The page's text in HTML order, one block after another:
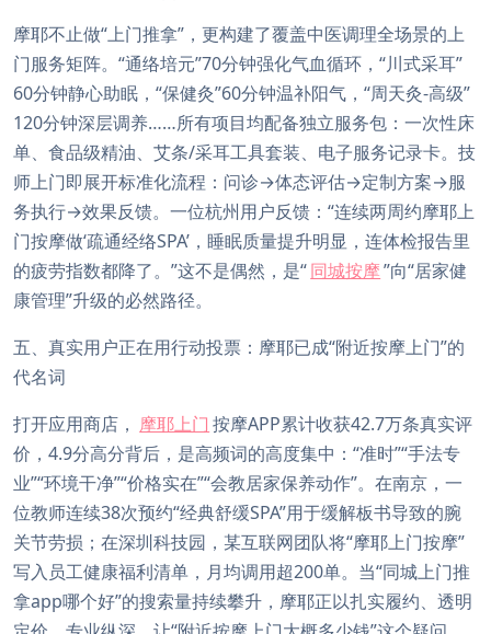
摩耶不止做“上门推拿”，更构建了覆盖中医调理全场景的上
门服务矩阵。“通络培元”70分钟强化气血循环，“川式采耳”
60分钟静心助眠，“保健灸”60分钟温补阳气，“周天灸-高级”
120分钟深层调养……所有项目均配备独立服务包：一次性床
单、食品级精油、艾条/采耳工具套装、电子服务记录卡。技
师上门即展开标准化流程：问诊→体态评估→定制方案→服
务执行→效果反馈。一位杭州用户反馈：“连续两周约摩耶上
门按摩做‘疏通经络SPA’，睡眠质量提升明显，连体检报告里
的疲劳指数都降了。”这不是偶然，是“同城按摩”向“居家健
康管理”升级的必然路径。
五、真实用户正在用行动投票：摩耶已成“附近按摩上门”的
代名词
打开应用商店， 摩耶上门 按摩APP累计收获42.7万条真实评
价，4.9分高分背后，是高频词的高度集中：“准时”“手法专
业”“环境干净”“价格实在”“会教居家保养动作”。在南京，一
位教师连续38次预约“经典舒缓SPA”用于缓解板书导致的腕
关节劳损；在深圳科技园，某互联网团队将“摩耶上门按摩”
写入员工健康福利清单，月均调用超200单。当“同城上门推
拿app哪个好”的搜索量持续攀升，摩耶正以扎实履约、透明